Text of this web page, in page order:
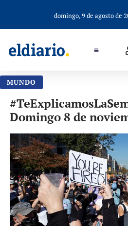
domingo, 9 de agosto de
MUNDO
Domingo 8 de